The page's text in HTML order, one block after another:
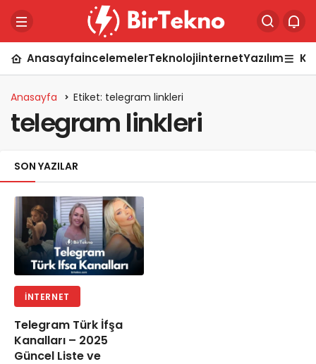
AnasayfaİncelemelerTeknolojiİnternetYazılım
Anasayfa Etiket: telegram linkleri
telegram linkleri
SON YAZILAR
İNTERNET
Telegram Türk İfşa
Kanalları – 2025
Güncel Liste ve